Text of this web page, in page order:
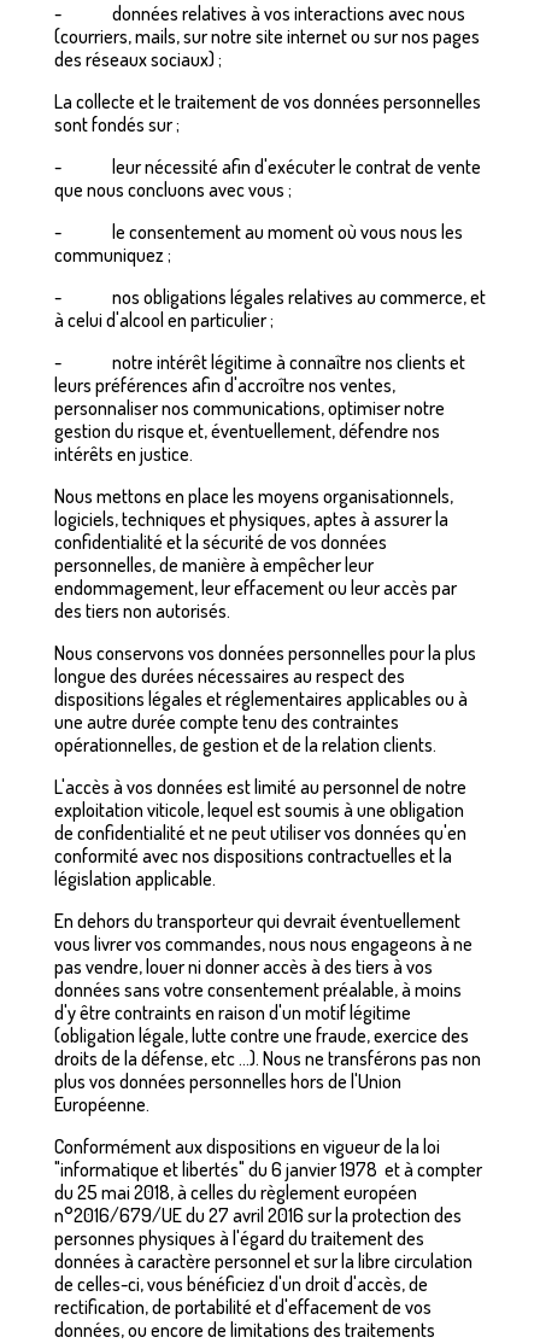
- données relatives à vos interactions avec nous
(courriers, mails, sur notre site internet ou sur nos pages
des réseaux sociaux) ;
La collecte et le traitement de vos données personnelles
sont fondés sur ;
- leur nécessité afin d'exécuter le contrat de vente
que nous concluons avec vous ;
- le consentement au moment où vous nous les
communiquez ;
- nos obligations légales relatives au commerce, et
à celui d'alcool en particulier ;
- notre intérêt légitime à connaître nos clients et
leurs préférences afin d'accroître nos ventes,
personnaliser nos communications, optimiser notre
gestion du risque et, éventuellement, défendre nos
intérêts en justice.
Nous mettons en place les moyens organisationnels,
logiciels, techniques et physiques, aptes à assurer la
confidentialité et la sécurité de vos données
personnelles, de manière à empêcher leur
endommagement, leur effacement ou leur accès par
des tiers non autorisés.
Nous conservons vos données personnelles pour la plus
longue des durées nécessaires au respect des
dispositions légales et réglementaires applicables ou à
une autre durée compte tenu des contraintes
opérationnelles, de gestion et de la relation clients.
L'accès à vos données est limité au personnel de notre
exploitation viticole, lequel est soumis à une obligation
de confidentialité et ne peut utiliser vos données qu'en
conformité avec nos dispositions contractuelles et la
législation applicable.
En dehors du transporteur qui devrait éventuellement
vous livrer vos commandes, nous nous engageons à ne
pas vendre, louer ni donner accès à des tiers à vos
données sans votre consentement préalable, à moins
d'y être contraints en raison d'un motif légitime
(obligation légale, lutte contre une fraude, exercice des
droits de la défense, etc …). Nous ne transférons pas non
plus vos données personnelles hors de l'Union
Européenne.
Conformément aux dispositions en vigueur de la loi
"informatique et libertés" du 6 janvier 1978 et à compter
du 25 mai 2018, à celles du règlement européen
n°2016/679/UE du 27 avril 2016 sur la protection des
personnes physiques à l'égard du traitement des
données à caractère personnel et sur la libre circulation
de celles-ci, vous bénéficiez d'un droit d'accès, de
rectification, de portabilité et d'effacement de vos
données, ou encore de limitations des traitements